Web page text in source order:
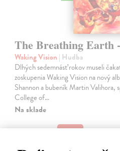
The Breathing Earth
Waking Vision | Hudba
Dlhých sedemnásť rokov museli
zoskupenia Waking Vision na nový
Shannon a bubeník Martin Valihora,
College of…
Na sklade
13,00 €